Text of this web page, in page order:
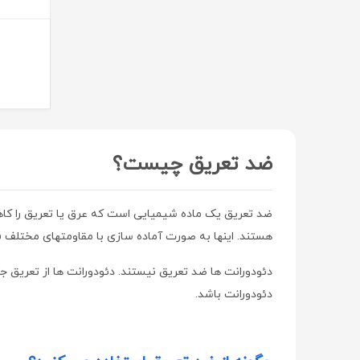
ویتا آریا | Vita Aria
طب رازی | Teb Razi
نوتری فیز | Notri Fiz
ضد تعریق چیست؟
ضد تعریق یک ماده شیمیایی است که عرق یا تعریق را
هستند. اینها به صورت آماده سازی با مقاومتهای
دئودورانت ها ضد تعریق نیستند. دئودورانت ها از
دئودورانت باشد.